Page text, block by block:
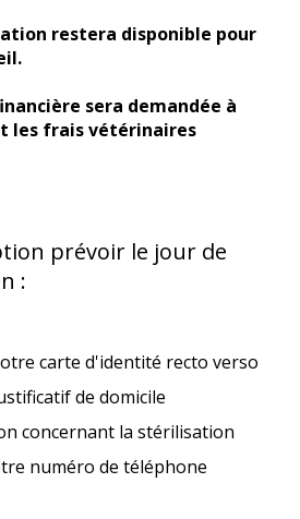
restera disponible pour
sera demandée à
les frais vétérinaires
prévoir le jour de
:
carte d'identité recto verso
de domicile
concernant la stérilisation
numéro de téléphone